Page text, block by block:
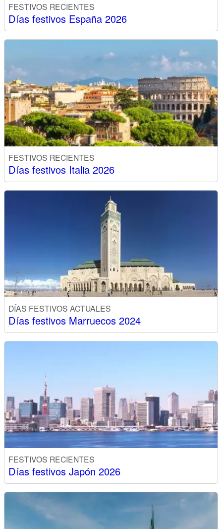
FESTIVOS RECIENTES
Días festivos España 2026
FESTIVOS RECIENTES
Días festivos Italia 2026
DÍAS FESTIVOS ACTUALES
Días festivos Marruecos 2024
FESTIVOS RECIENTES
Días festivos Japón 2026